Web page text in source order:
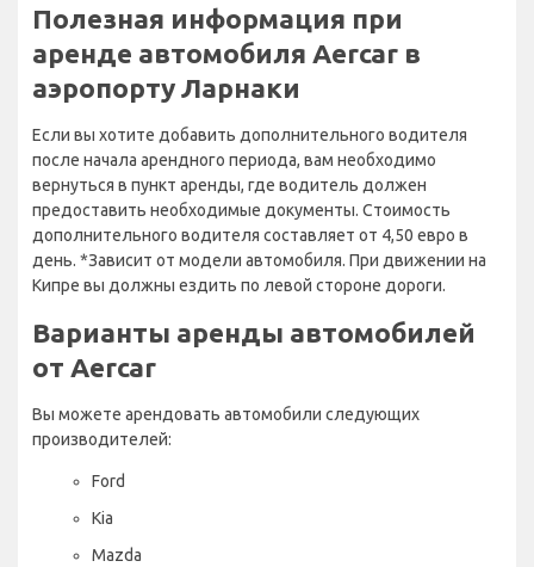
Полезная информация при
аренде автомобиля Aercar в
аэропорту Ларнаки
Если вы хотите добавить дополнительного водителя
после начала арендного периода, вам необходимо
вернуться в пункт аренды, где водитель должен
предоставить необходимые документы. Стоимость
дополнительного водителя составляет от 4,50 евро в
день. *Зависит от модели автомобиля. При движении на
Кипре вы должны ездить по левой стороне дороги.
Варианты аренды автомобилей
от Aercar
Вы можете арендовать автомобили следующих
производителей:
Ford
Kia
Mazda